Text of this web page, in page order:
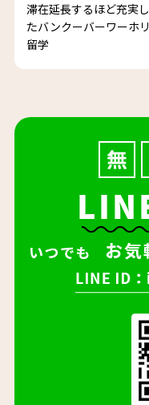
滞在延長するほど充実し
たバンクーバーワーホリ
留学